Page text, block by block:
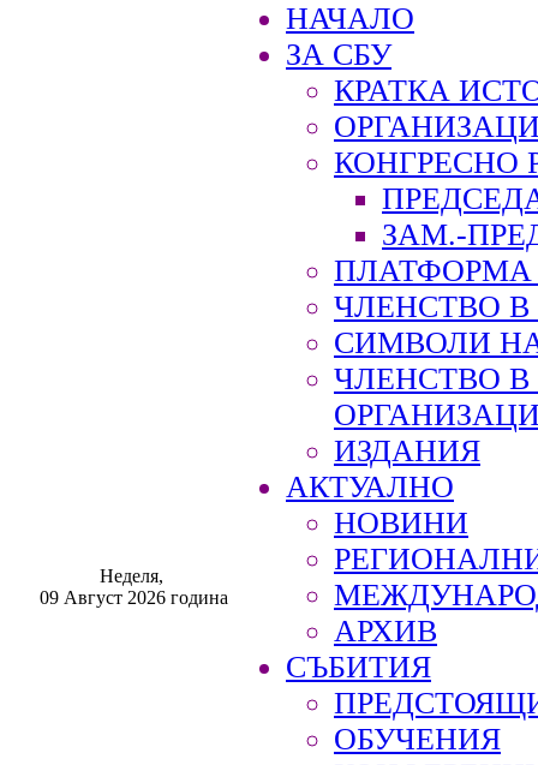
Неделя,
09 Август 2026 година
НАЧАЛО
ЗА СБУ
КРАТКА
КОНГРЕСНО
ЗАМ.-
ПЛАТФОРМА
ЧЛЕНСТВО В
СИМВОЛИ
ЧЛЕНСТВО
ИЗДАНИЯ
АКТУАЛНО
НОВИНИ
АРХИВ
СЪБИТИЯ
ОБУЧЕНИЯ